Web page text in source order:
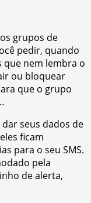
grupos de
pedir, quando
que nem lembra o
ou bloquear
que o grupo
seus dados de
ficam
para o seu SMS.
pela
de alerta,